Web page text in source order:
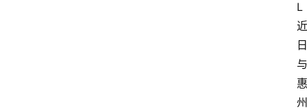
L
近
日
与
惠
州